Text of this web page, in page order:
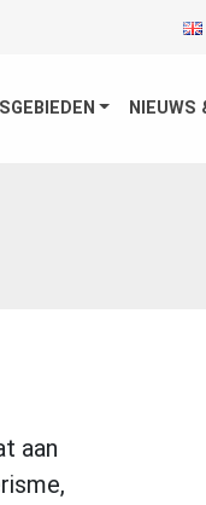
NIEUWS
aan